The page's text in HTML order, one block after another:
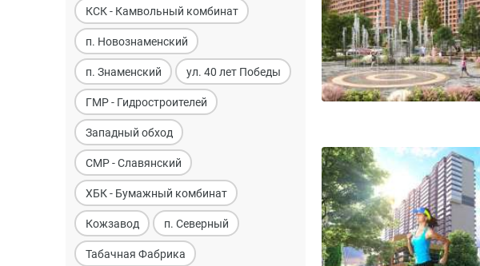
КСК - Камвольный комбинат
п. Новознаменский
п. Знаменский ул. 40 лет Победы
ГМР - Гидростроителей
Западный обход
СМР - Славянский
ХБК - Бумажный комбинат
Кожзавод п. Северный
Табачная Фабрика